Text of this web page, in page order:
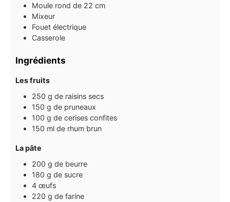
Moule rond de 22 cm
Mixeur
Fouet électrique
Casserole
Ingrédients
Les fruits
250 g de raisins secs
150 g de pruneaux
100 g de cerises confites
150 ml de rhum brun
La pâte
200 g de beurre
180 g de sucre
4 œufs
220 g de farine